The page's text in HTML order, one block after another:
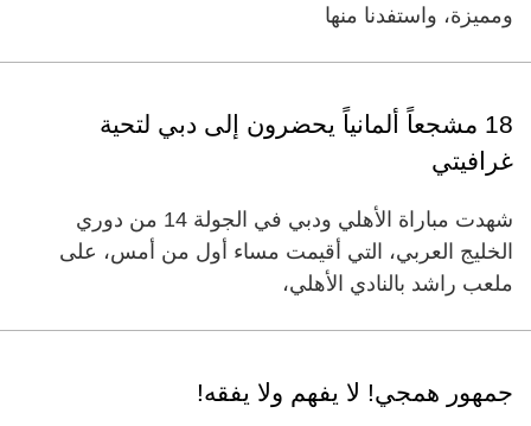
ومميزة، واستفدنا منها
18 مشجعاً ألمانياً يحضرون إلى دبي لتحية
غرافيتي
شهدت مباراة الأهلي ودبي في الجولة 14 من دوري
الخليج العربي، التي أقيمت مساء أول من أمس، على
ملعب راشد بالنادي الأهلي،
جمهور همجي! لا يفهم ولا يفقه!